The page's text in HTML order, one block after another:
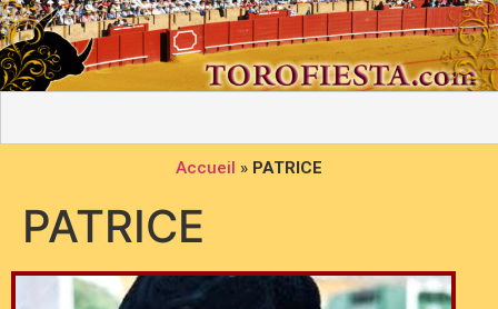
Accueil » PATRICE
PATRICE